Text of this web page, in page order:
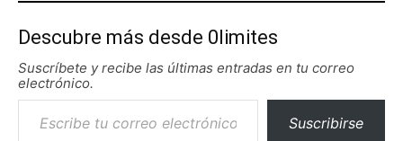
Descubre más desde 0limites
Suscríbete y recibe las últimas entradas en tu correo
electrónico.
Escribe tu correo electrónico…
Suscribirse